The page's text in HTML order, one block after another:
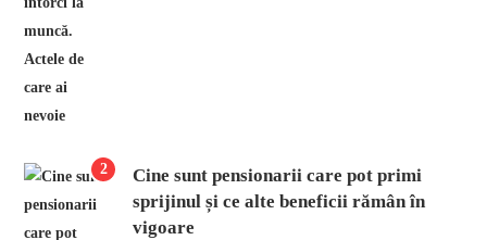
2
Cine sunt pensionarii care pot primi
sprijinul și ce alte beneficii rămân în
vigoare